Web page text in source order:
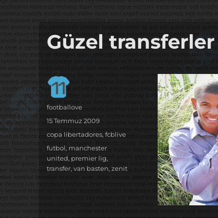
footbaLLove
it's the football, that's the football…
Güzel
Yazar
footballove
Yayın
15 Temmuz 2009
Kategoriler
copa libertadores,fcblive
Etiketler
futbol, manchester
united, premier lig,
transfer,van basten,zenit